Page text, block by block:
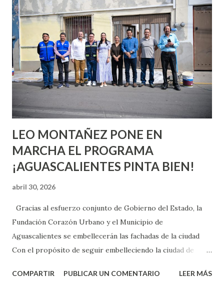
quienes ya han tenido relaciones sexuales no son expertos
o expertas en el tema. Siempre hay algo nuevo que
aprender y nuevas experiencias que conocer. Si eres una
chica y aún no has tenido relaciones sexuales, tal vez
pienses que el sexo será increíble y no puedas esperar para
experimentarlo, pero como cualquier persona con
experiencia te dirá, siempre es mejor cuando ambas partes
son suficientemen...
LEO MONTAÑEZ PONE EN
MARCHA EL PROGRAMA
¡AGUASCALIENTES PINTA BIEN!
abril 30, 2026
Gracias al esfuerzo conjunto de Gobierno del Estado, la
Fundación Corazón Urbano y el Municipio de
Aguascalientes se embellecerán las fachadas de la ciudad
Con el propósito de seguir embelleciendo la ciudad de
municipal, Leo Montañez dio inicio al programa
COMPARTIR PUBLICAR UN COMENTARIO LEER MÁS